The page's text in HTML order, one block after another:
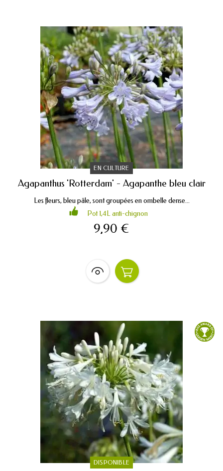
EN CULTURE
Agapanthus 'Rotterdam' - Agapanthe bleu clair
Les fleurs, bleu pâle, sont groupées en ombelle dense...
Pot 1,4L anti-chignon
9,90 €
DISPONIBLE